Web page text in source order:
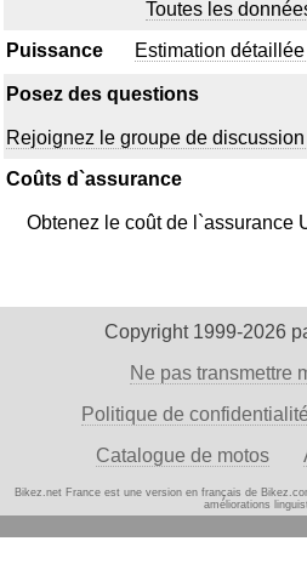
Toutes les
Puissance
Estimation
Posez des questions
Rejoignez le groupe de
Coûts d`assurance
Obtenez le coût de l`assurance
Copyright 1999-2026
Ne pas transmettre
Politique de confidentialité
Catalogue de motos
Bikez.net France est une version en français de
améliorations